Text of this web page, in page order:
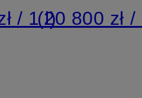
/ 1 l)(20 800 zł /